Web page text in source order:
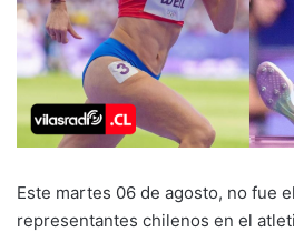
Este martes 06 de agosto, no fue
representantes chilenos en el